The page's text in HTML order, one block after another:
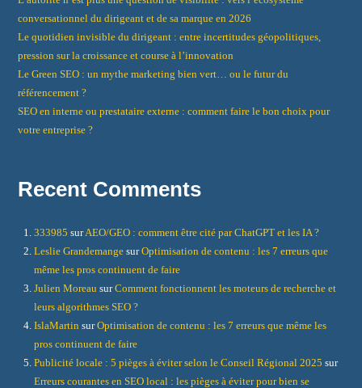
conversationnel du dirigeant et de sa marque en 2026
Le quotidien invisible du dirigeant : entre incertitudes géopolitiques,
pression sur la croissance et course à l’innovation
Le Green SEO : un mythe marketing bien vert… ou le futur du
référencement ?
SEO en interne ou prestataire externe : comment faire le bon choix pour
votre entreprise ?
Recent Comments
333985 surAEO/GEO : comment être cité par ChatGPT et les IA ?
Leslie Grandemange surOptimisation de contenu : les 7 erreurs que
même les pros continuent de faire
Julien Moreau surComment fonctionnent les moteurs de recherche et
leurs algorithmes SEO ?
IslaMartin surOptimisation de contenu : les 7 erreurs que même les
pros continuent de faire
Publicité locale : 5 pièges à éviter selon le Conseil Régional 2025 sur
Erreurs courantes en SEO local : les pièges à éviter pour bien se